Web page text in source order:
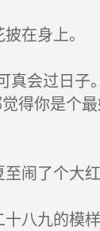
在身上。
真会过日子
得你是个
闹了个大红
八九的模样